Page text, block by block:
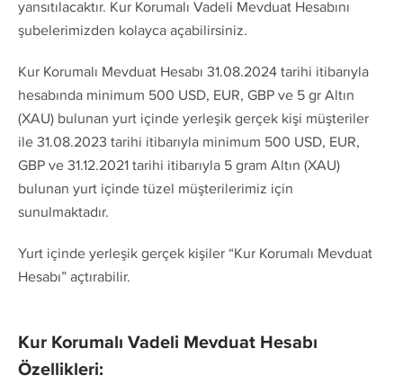
yansıtılacaktır. Kur Korumalı Vadeli Mevduat Hesabını
şubelerimizden kolayca açabilirsiniz.
Kur Korumalı Mevduat Hesabı 31.08.2024 tarihi itibarıyla
hesabında minimum 500 USD, EUR, GBP ve 5 gr Altın
(XAU) bulunan yurt içinde yerleşik gerçek kişi müşteriler
ile 31.08.2023 tarihi itibarıyla minimum 500 USD, EUR,
GBP ve 31.12.2021 tarihi itibarıyla 5 gram Altın (XAU)
bulunan yurt içinde tüzel müşterilerimiz için
sunulmaktadır.
Yurt içinde yerleşik gerçek kişiler “Kur Korumalı Mevduat
Hesabı” açtırabilir.
Kur Korumalı Vadeli Mevduat Hesabı
Özellikleri: